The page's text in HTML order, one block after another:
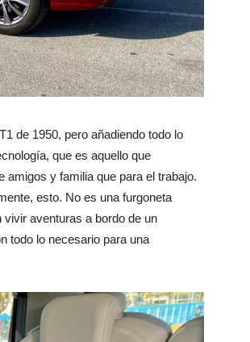
de 1950, pero añadiendo todo lo
que es aquello que
amigos y familia que para el trabajo.
esto. No es una furgoneta
vivir aventuras a bordo de un
todo lo necesario para una